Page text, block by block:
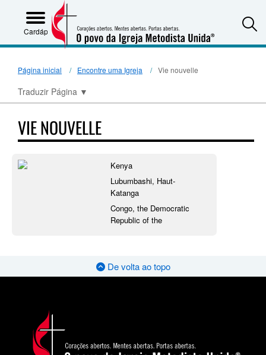
Cardápio
Página inicial Encontre uma Igreja Vie nouvelle
Traduzir Página ▼
VIE NOUVELLE
Kenya
Lubumbashi, Haut-
Katanga
Congo, the Democratic
Republic of the
De volta ao topo